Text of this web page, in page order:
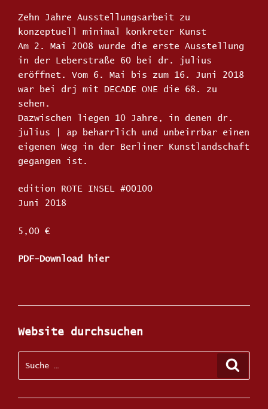
Zehn Jahre Ausstellungsarbeit zu
konzeptuell minimal konkreter Kunst
Am 2. Mai 2008 wurde die erste Ausstellung
in der Leberstraße 60 bei dr. julius
eröffnet. Vom 6. Mai bis zum 16. Juni 2018
war bei drj mit DECADE ONE die 68. zu
sehen.
Dazwischen liegen 10 Jahre, in denen dr.
julius | ap beharrlich und unbeirrbar einen
eigenen Weg in der Berliner Kunstlandschaft
gegangen ist.
edition ROTE INSEL #00100
Juni 2018
5,00 €
PDF-Download hier
Website durchsuchen